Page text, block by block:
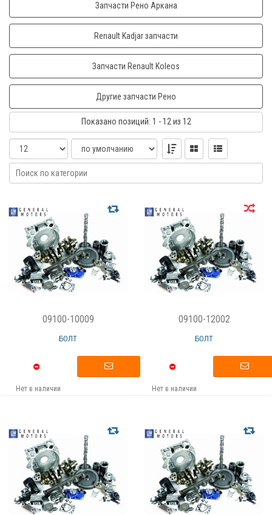
Запчасти Рено Аркана
Renault Kadjar запчасти
Запчасти Renault Koleos
Другие запчасти Рено
Показано позиций: 1 - 12 из 12
09100-10009
БОЛТ
Нет в наличии
09100-12002
БОЛТ
Нет в наличии